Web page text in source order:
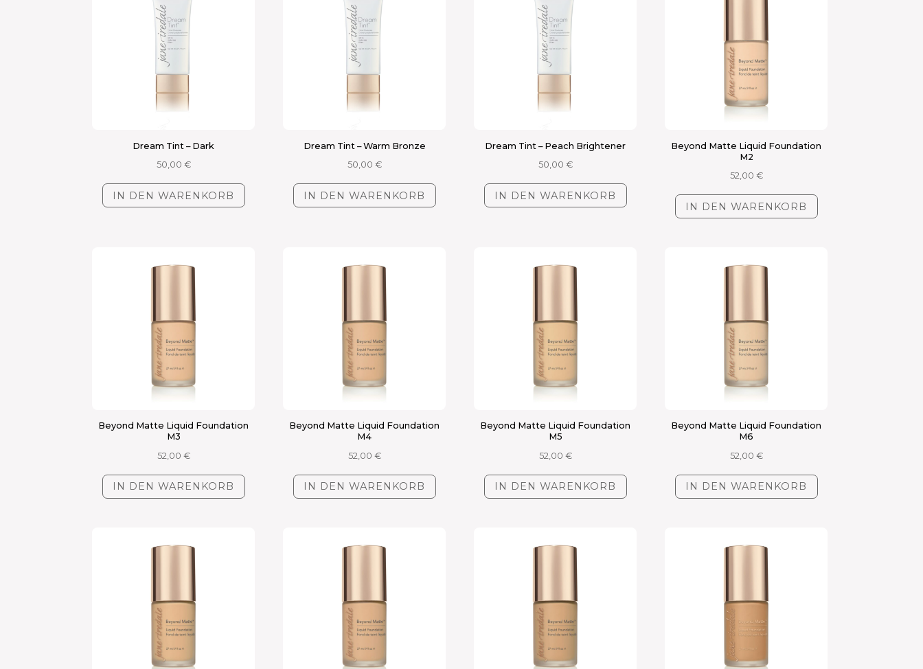
Dream Tint – Dark
50,00 €
IN DEN WARENKORB
Dream Tint – Warm Bronze
50,00 €
IN DEN WARENKORB
Dream Tint – Peach Brightener
50,00 €
IN DEN WARENKORB
Beyond Matte Liquid Foundation
M2
52,00 €
IN DEN WARENKORB
Beyond Matte Liquid Foundation
M3
52,00 €
IN DEN WARENKORB
Beyond Matte Liquid Foundation
M4
52,00 €
IN DEN WARENKORB
Beyond Matte Liquid Foundation
M5
52,00 €
IN DEN WARENKORB
Beyond Matte Liquid Foundation
M6
52,00 €
IN DEN WARENKORB